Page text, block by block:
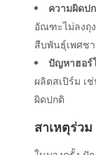
ความผิดป
อัณฑะไม่ลงถุ
สืบพันธุ์เพศช
ปัญหาฮอร์
ผลิตสเปิร์ม เ
ผิดปกติ
สาเหตุร่วม